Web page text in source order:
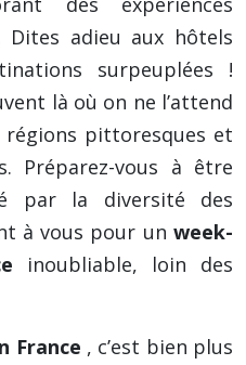
adieu aux hôtels
surpeuplées !
là où on ne l’attend
pittoresques et
Préparez-vous à être
par la diversité des
à vous pour un week-
inoubliable, loin des
France , c’est bien plus